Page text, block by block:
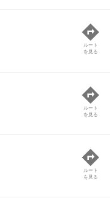
ルート
を見る
ルート
を見る
ルート
を見る